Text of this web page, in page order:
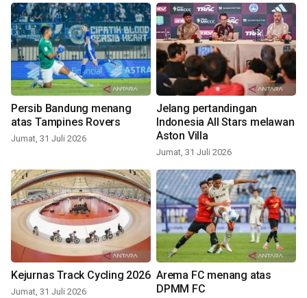
Persib Bandung menang
atas Tampines Rovers
Jumat, 31 Juli 2026
Jelang pertandingan
Indonesia All Stars melawan
Aston Villa
Jumat, 31 Juli 2026
Kejurnas Track Cycling 2026
Jumat, 31 Juli 2026
Arema FC menang atas
DPMM FC